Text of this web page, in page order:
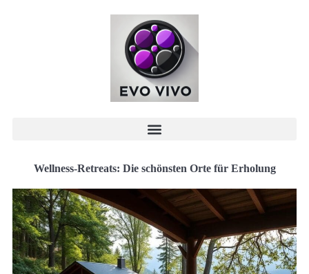
Wellness-Retreats: Die schönsten Orte für Erholung